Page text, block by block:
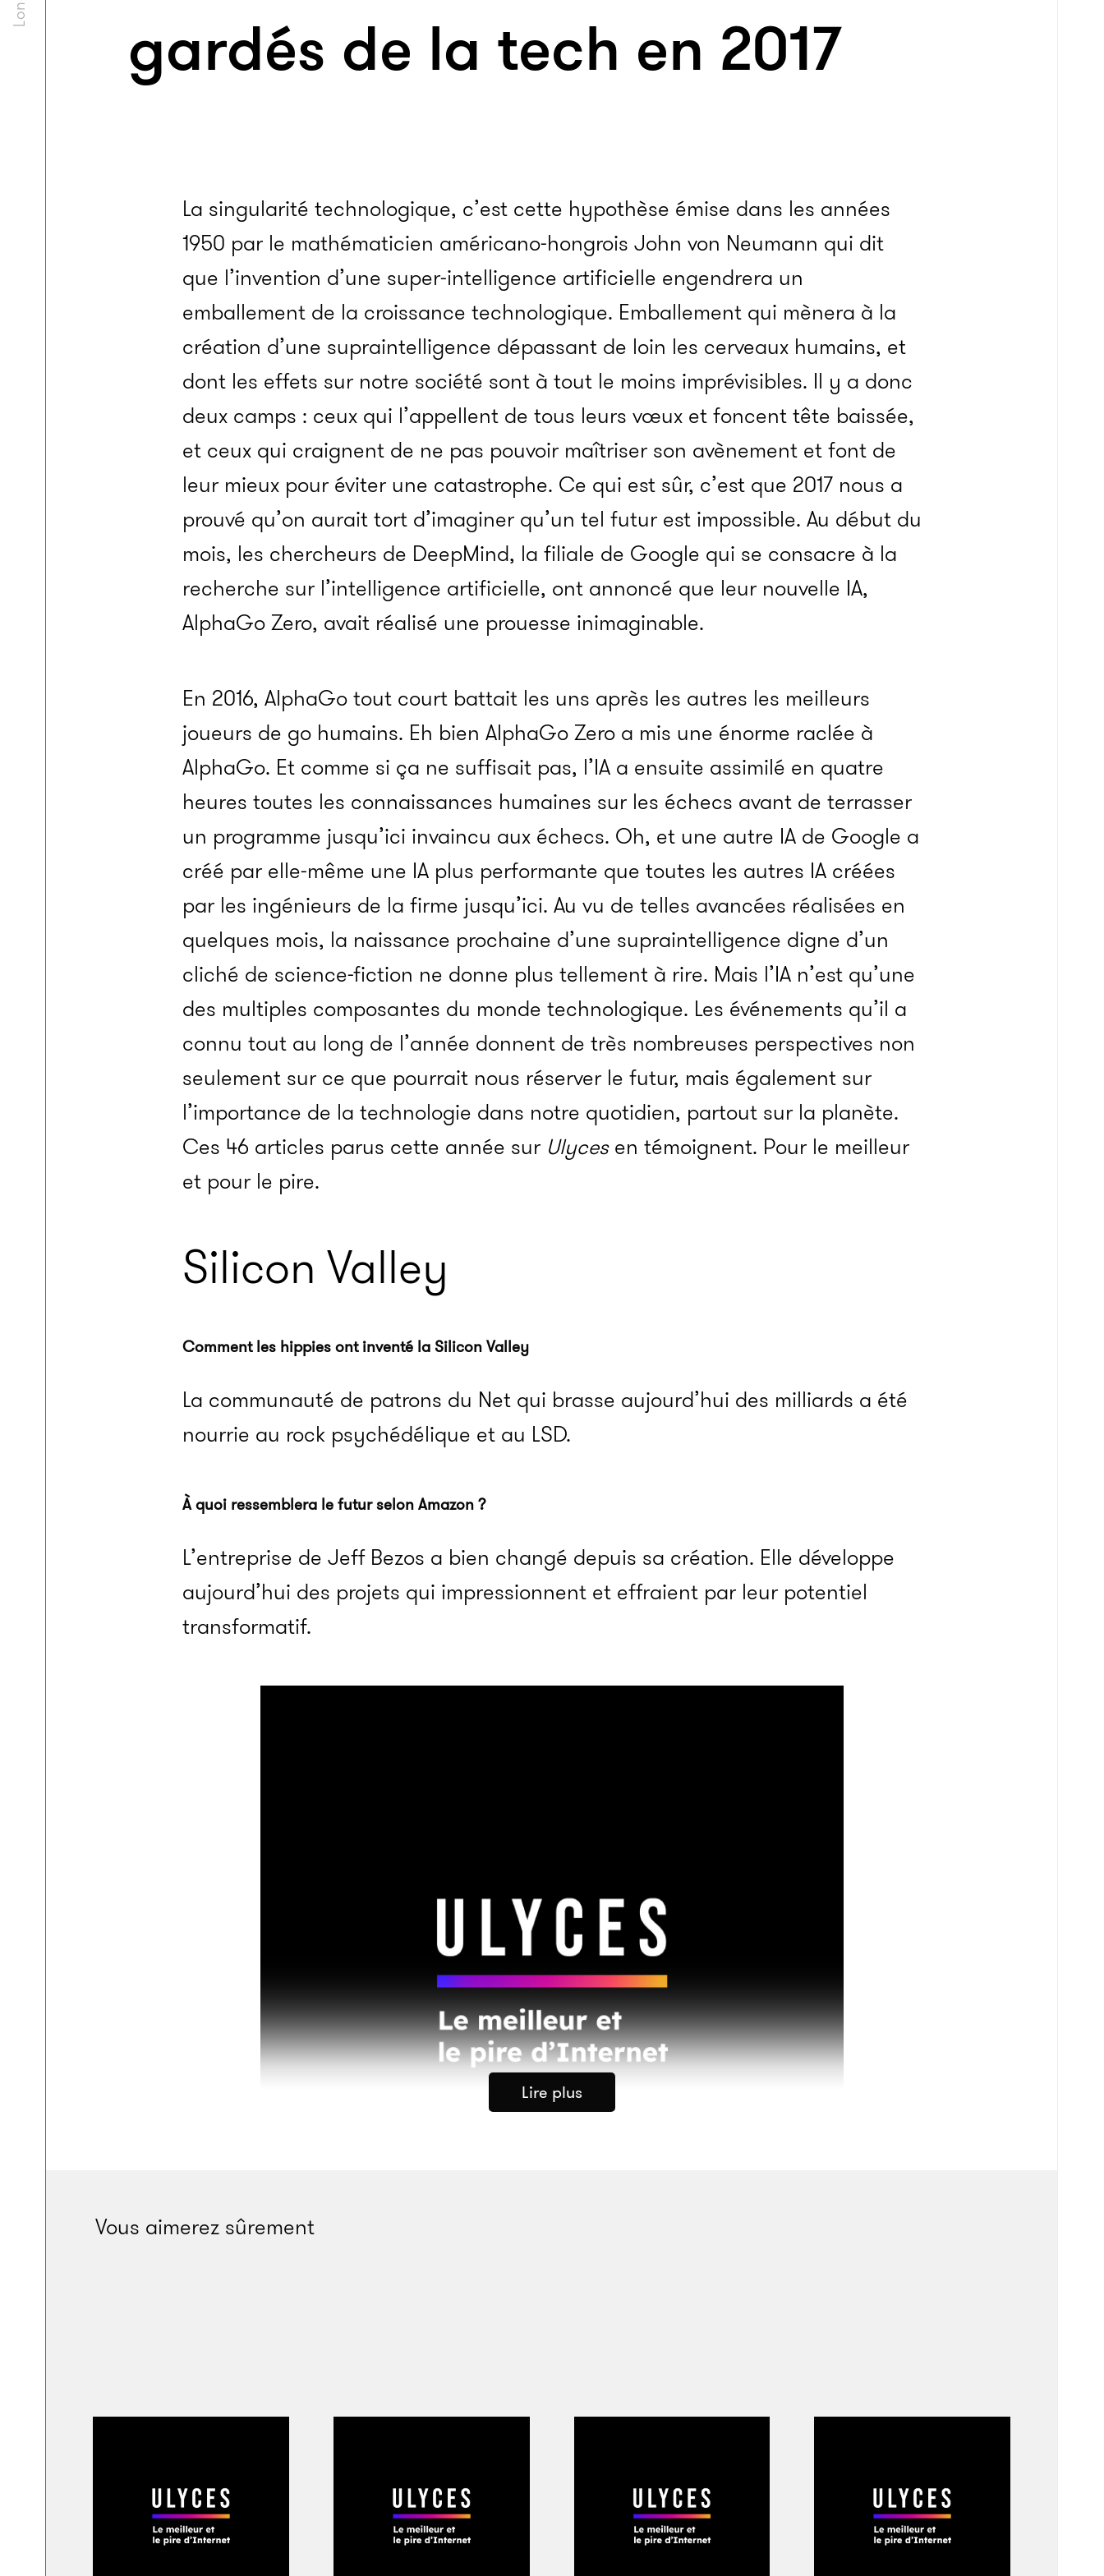
gardés de la tech en 2017
La singularité technologique, c’est cette hypothèse émise dans les années
1950 par le mathématicien américano-hongrois John von Neumann qui dit
que l’invention d’une super-intelligence artificielle engendrera un
emballement de la croissance technologique. Emballement qui mènera à la
création d’une supraintelligence dépassant de loin les cerveaux humains, et
dont les effets sur notre société sont à tout le moins imprévisibles. Il y a donc
deux camps : ceux qui l’appellent de tous leurs vœux et foncent tête baissée,
et ceux qui craignent de ne pas pouvoir maîtriser son avènement et font de
leur mieux pour éviter une catastrophe. Ce qui est sûr, c’est que 2017 nous a
prouvé qu’on aurait tort d’imaginer qu’un tel futur est impossible. Au début du
mois, les chercheurs de DeepMind, la filiale de Google qui se consacre à la
recherche sur l’intelligence artificielle, ont annoncé que leur nouvelle IA,
AlphaGo Zero, avait réalisé une prouesse inimaginable.
En 2016, AlphaGo tout court battait les uns après les autres les meilleurs
joueurs de go humains. Eh bien AlphaGo Zero a mis une énorme raclée à
AlphaGo. Et comme si ça ne suffisait pas, l’IA a ensuite assimilé en quatre
heures toutes les connaissances humaines sur les échecs avant de terrasser
un programme jusqu’ici invaincu aux échecs. Oh, et une autre IA de Google a
créé par elle-même une IA plus performante que toutes les autres IA créées
par les ingénieurs de la firme jusqu’ici. Au vu de telles avancées réalisées en
quelques mois, la naissance prochaine d’une supraintelligence digne d’un
cliché de science-fiction ne donne plus tellement à rire. Mais l’IA n’est qu’une
des multiples composantes du monde technologique. Les événements qu’il a
connu tout au long de l’année donnent de très nombreuses perspectives non
seulement sur ce que pourrait nous réserver le futur, mais également sur
l’importance de la technologie dans notre quotidien, partout sur la planète.
Ces 46 articles parus cette année sur Ulycesen témoignent. Pour le meilleur
et pour le pire.
Silicon Valley
Comment les hippies ont inventé la Silicon Valley
La communauté de patrons du Net qui brasse aujourd’hui des milliards a été
nourrie au rock psychédélique et au LSD.
À quoi ressemblera le futur selon Amazon ?
L’entreprise de Jeff Bezos a bien changé depuis sa création. Elle développe
aujourd’hui des projets qui impressionnent et effraient par leur potentiel
transformatif.
dernier mot.
Lire plus
Vous aimerez sûrement